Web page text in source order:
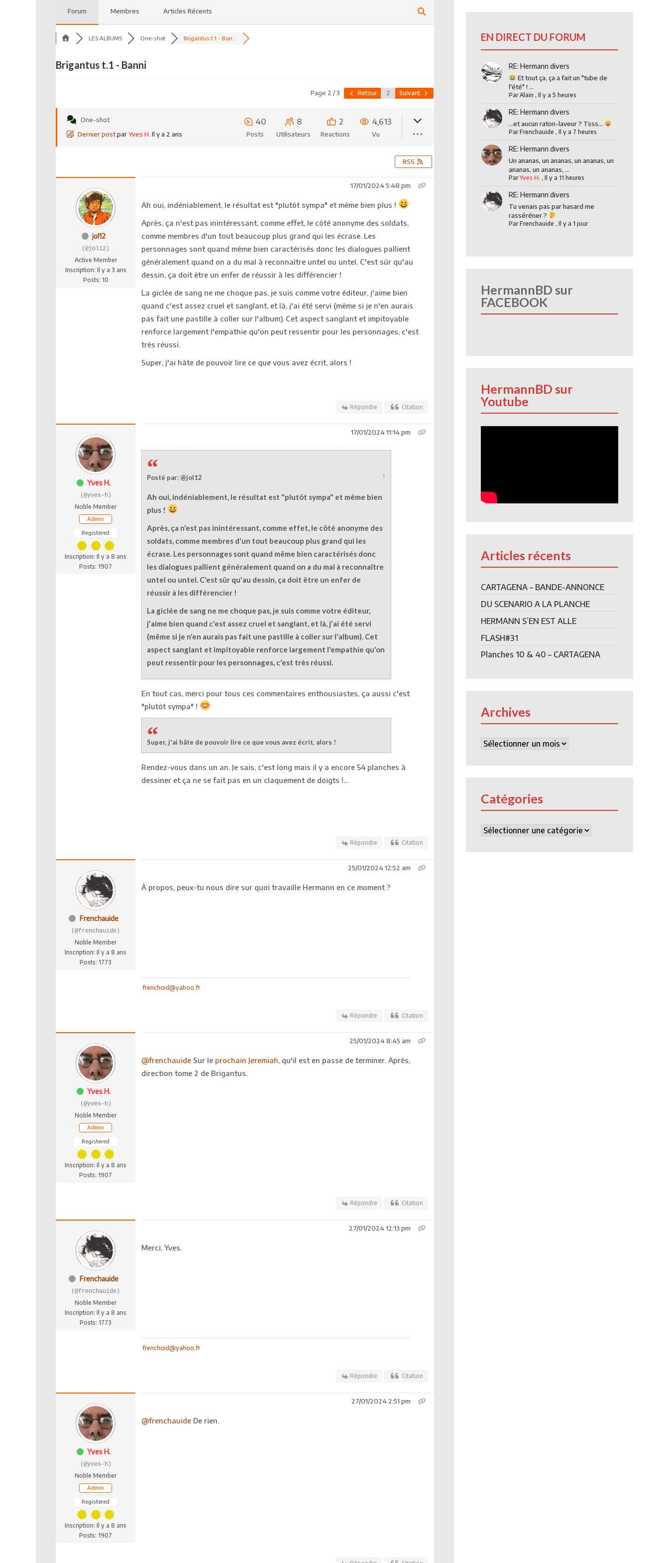
Forum Membres Articles Récents
LES ALBUMS One-shot Brigantus t.1 - Ban...
Brigantus t.1 - Banni
Page 2 / 3 Retour Suivant
One-shot
Dernier postparYves H. Il y a 2 ans
40
Posts
8
Utilisateurs
2
Reactions
4,613
Vu
RSS
jol12
(@jol12)
Active Member
Inscription: Il y a 3 ans
Posts: 10
17/01/2024 5:48 pm
Ah oui, indéniablement, le résultat est "plutôt sympa" et même bien plus !
Après, ça n'est pas inintéressant, comme effet, le côté anonyme des soldats,
comme membres d'un tout beaucoup plus grand qui les écrase. Les
personnages sont quand même bien caractérisés donc les dialogues pallient
généralement quand on a du mal à reconnaître untel ou untel. C'est sûr qu'au
dessin, ça doit être un enfer de réussir à les différencier !
La giclée de sang ne me choque pas, je suis comme votre éditeur, j'aime bien
quand c'est assez cruel et sanglant, et là, j'ai été servi (même si je n'en aurais
pas fait une pastille à coller sur l'album). Cet aspect sanglant et impitoyable
renforce largement l'empathie qu'on peut ressentir pour les personnages, c'est
très réussi.
Super, j'ai hâte de pouvoir lire ce que vous avez écrit, alors !
Répondre Citation
Yves H.
(@yves-h)
Noble Member
Admin
Registered
Inscription: Il y a 8 ans
Posts: 1907
17/01/2024 11:14 pm
Posté par: @jol12 ↑
Ah oui, indéniablement, le résultat est "plutôt sympa" et même bien
plus !
Après, ça n'est pas inintéressant, comme effet, le côté anonyme des
soldats, comme membres d'un tout beaucoup plus grand qui les
écrase. Les personnages sont quand même bien caractérisés donc
les dialogues pallient généralement quand on a du mal à reconnaître
untel ou untel. C'est sûr qu'au dessin, ça doit être un enfer de
réussir à les différencier !
La giclée de sang ne me choque pas, je suis comme votre éditeur,
j'aime bien quand c'est assez cruel et sanglant, et là, j'ai été servi
(même si je n'en aurais pas fait une pastille à coller sur l'album). Cet
aspect sanglant et impitoyable renforce largement l'empathie qu'on
peut ressentir pour les personnages, c'est très réussi.
En tout cas, merci pour tous ces commentaires enthousiastes, ça aussi c'est
"plutôt sympa" !
Super, j'ai hâte de pouvoir lire ce que vous avez écrit, alors !
Rendez-vous dans un an. Je sais, c'est long mais il y a encore 54 planches à
dessiner et ça ne se fait pas en un claquement de doigts !...
Répondre Citation
Frenchauide
(@frenchauide)
Noble Member
Inscription: Il y a 8 ans
Posts: 1773
25/01/2024 12:52 am
À propos, peux-tu nous dire sur quoi travaille Hermann en ce moment ?
frenchoid@yahoo.fr
Répondre Citation
Yves H.
(@yves-h)
Noble Member
Admin
Registered
Inscription: Il y a 8 ans
Posts: 1907
25/01/2024 8:45 am
@frenchauide Sur le prochain Jeremiah, qu'il est en passe de terminer. Après,
direction tome 2 de Brigantus.
Répondre Citation
Frenchauide
(@frenchauide)
Noble Member
Inscription: Il y a 8 ans
Posts: 1773
27/01/2024 12:13 pm
Merci, Yves.
frenchoid@yahoo.fr
Répondre Citation
Yves H.
(@yves-h)
Noble Member
Admin
Registered
Inscription: Il y a 8 ans
Posts: 1907
27/01/2024 2:51 pm
@frenchauide De rien.
EN DIRECT DU FORUM
RE: Hermann divers
Et tout ça, ça a fait un "tube de
l'été" ! ...
ParAlain , Il y a 5 heures
RE: Hermann divers
...et aucun raton-laveur ? Tsss...
ParFrenchauide , Il y a 7 heures
RE: Hermann divers
Un ananas, un ananas, un ananas, un
ananas, un ananas, ...
ParYves H. , Il y a 11 heures
RE: Hermann divers
Tu venais pas par hasard me
rasséréner ?
ParFrenchauide , Il y a 1 jour
HermannBD sur
FACEBOOK
HermannBD sur
Youtube
Articles récents
CARTAGENA – BANDE-ANNONCE
DU SCENARIO A LA PLANCHE
HERMANN S’EN EST ALLE
FLASH#31
Planches 10 & 40 – CARTAGENA
Archives
Archives
Catégories
Catégories